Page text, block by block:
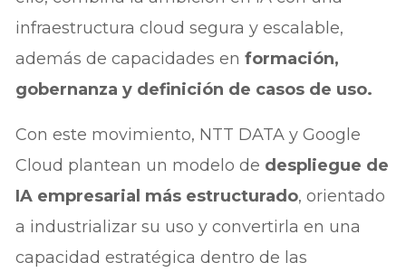
infraestructura cloud segura y escalable,
además de capacidades enformación,
gobernanza y definición de casos de uso.
Con este movimiento, NTT DATA y Google
Cloud plantean un modelo de despliegue de
IA empresarial más estructurado, orientado
a industrializar su uso y convertirla en una
capacidad estratégica dentro de las